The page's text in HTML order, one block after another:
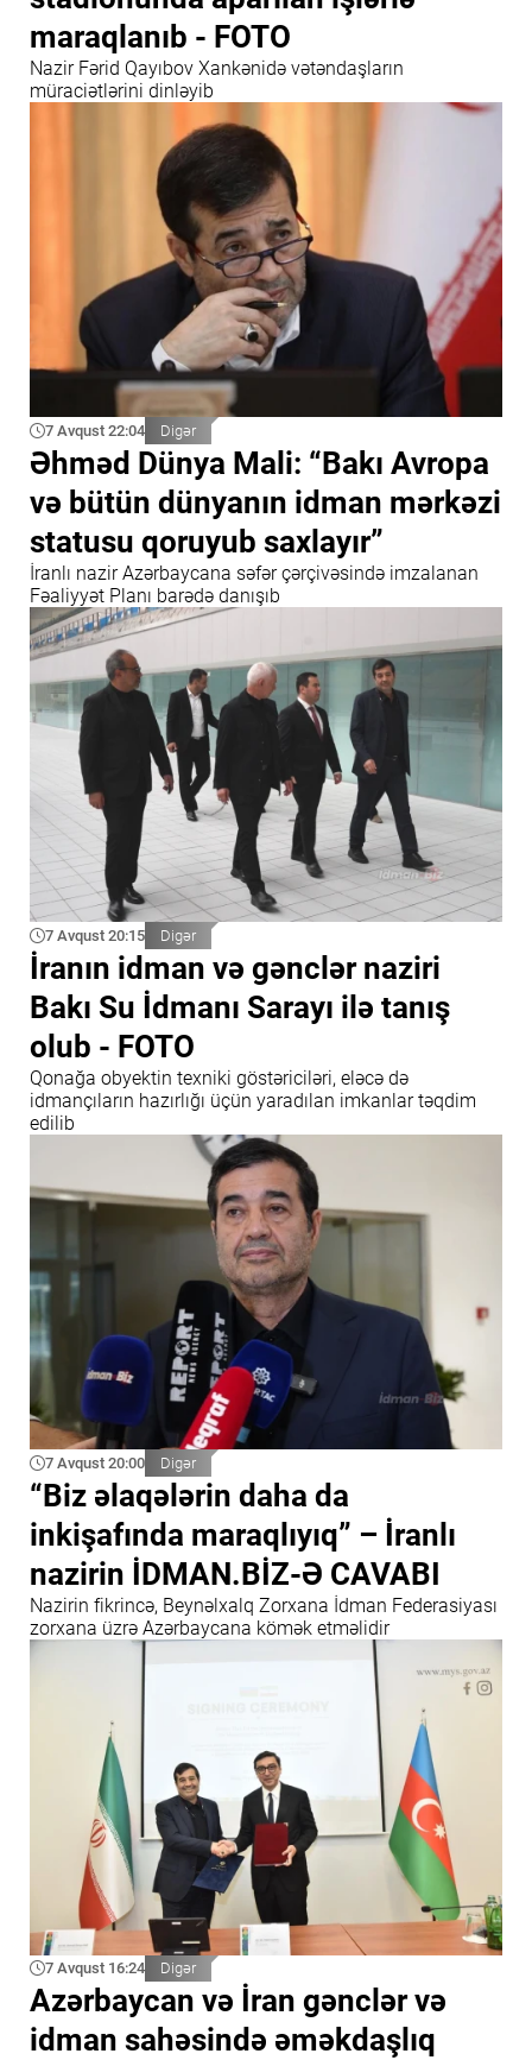
maraqlanıb - FOTO
Nazir Fərid Qayıbov Xankənidə vətəndaşların
müraciətlərini dinləyib
7 Avqust 22:04 Digər
Əhməd Dünya Mali: “Bakı Avropa
və bütün dünyanın idman mərkəzi
statusu qoruyub saxlayır”
İranlı nazir Azərbaycana səfər çərçivəsində imzalanan
Fəaliyyət Planı barədə danışıb
7 Avqust 20:15 Digər
İranın idman və gənclər naziri
Bakı Su İdmanı Sarayı ilə tanış
olub - FOTO
Qonağa obyektin texniki göstəriciləri, eləcə də
idmançıların hazırlığı üçün yaradılan imkanlar təqdim
edilib
7 Avqust 20:00 Digər
“Biz əlaqələrin daha da
inkişafında maraqlıyıq” – İranlı
nazirin İDMAN.BİZ-Ə CAVABI
Nazirin fikrincə, Beynəlxalq Zorxana İdman Federasiyası
zorxana üzrə Azərbaycana kömək etməlidir
7 Avqust 16:24 Digər
Azərbaycan və İran gənclər və
idman sahəsində əməkdaşlıq